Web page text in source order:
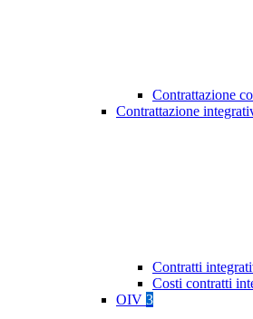
Contrattazione
Contrattazione
Contratti
Costi contratti
OIV 3